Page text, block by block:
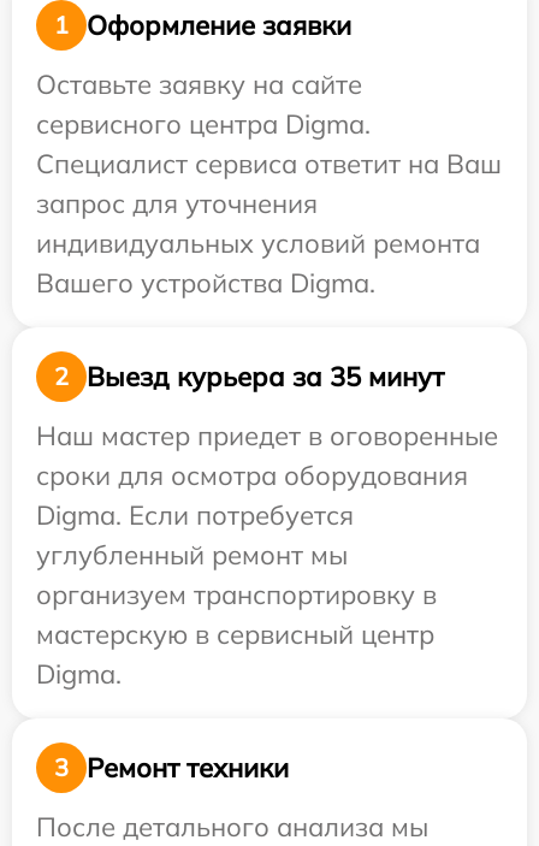
1
Оформление заявки
Оставьте заявку на сайте
сервисного центра Digma.
Специалист сервиса ответит на Ваш
запрос для уточнения
индивидуальных условий ремонта
Вашего устройства Digma.
2
Выезд курьера за 35 минут
Наш мастер приедет в оговоренные
сроки для осмотра оборудования
Digma. Если потребуется
углубленный ремонт мы
организуем транспортировку в
мастерскую в сервисный центр
Digma.
3
Ремонт техники
После детального анализа мы